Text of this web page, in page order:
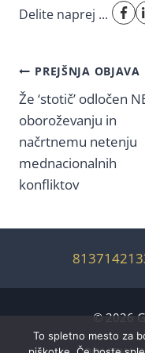
Delite naprej ...
Navigacija
prispevka
PREJŠNJA OBJAVA
Že ‘stotič’ odločen
oboroževanju in
načrtnemu netenju
mednacionalnih
konfliktov
© 2026
To spletno mesto za